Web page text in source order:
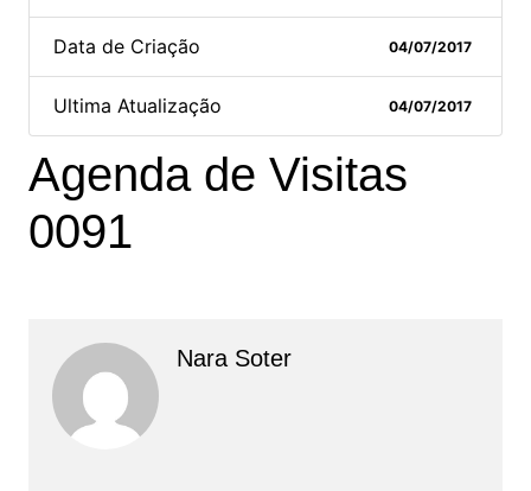
Data de Criação 04/07/2017
Ultima Atualização 04/07/2017
Agenda de Visitas
0091
Nara Soter